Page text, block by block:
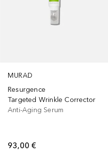
MURAD
Resurgence
Targeted Wrinkle Corrector
Anti-Aging Serum
93,00 €